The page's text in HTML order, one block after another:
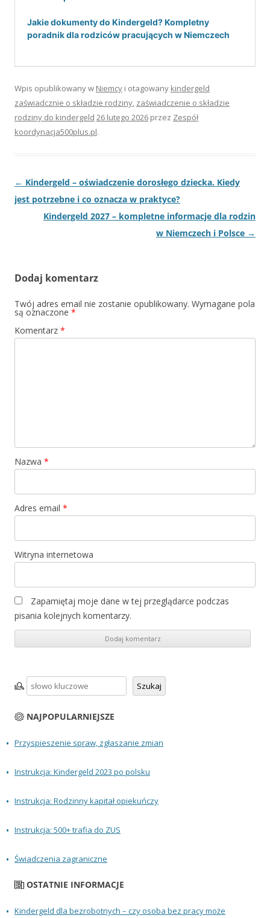
Jakie dokumenty do Kindergeld? Kompletny
poradnik dla rodziców pracujących w Niemczech
Wpis opublikowany w Niemcy i otagowany kindergeld
zaświadcznie o składzie rodziny, zaświadczenie o składzie
rodziny do kindergeld 26 lutego 2026 przez Zespół
koordynacja500plus.pl.
Nawigacja
wpisu
← Kindergeld – oświadczenie dorosłego dziecka. Kiedy
jest potrzebne i co oznacza w praktyce?
Kindergeld 2027 – kompletne informacje dla rodzin
w Niemczech i Polsce →
Dodaj komentarz
Twój adres email nie zostanie opublikowany. Wymagane pola
są oznaczone *
Komentarz *
Nazwa *
Adres email *
Witryna internetowa
Zapamiętaj moje dane w tej przeglądarce podczas
pisania kolejnych komentarzy.
Szukaj Szukaj
NAJPOPULARNIEJSZE
Przyspieszenie spraw, zgłaszanie zmian
Instrukcja: Kindergeld 2023 po polsku
Instrukcja: Rodzinny kapitał opiekuńczy
Instrukcja: 500+ trafia do ZUS
Świadczenia zagraniczne
OSTATNIE INFORMACJE
Kindergeld dla bezrobotnych – czy osoba bez pracy może